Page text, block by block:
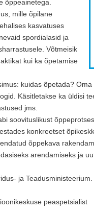
õppeainetega.
mille õpilane
kasvatuses
spordialasid ja
Võtmeisik
kui ka õpetamise
kuidas õpetada?
Käsitletakse ka üldisi
jms.
soovituslikust
konkreetset
õppekava
arendamiseks ja
ja Teadusministeerium.
peaspetsialist